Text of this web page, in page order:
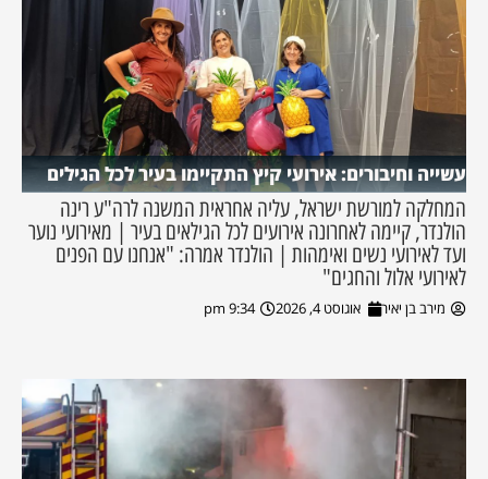
עשייה וחיבורים: אירועי קיץ התקיימו בעיר לכל הגילים
המחלקה למורשת ישראל, עליה אחראית המשנה לרה"ע רינה
הולנדר, קיימה לאחרונה אירועים לכל הגילאים בעיר | מאירועי נוער
ועד לאירועי נשים ואימהות | הולנדר אמרה: "אנחנו עם הפנים
לאירועי אלול והחגים"
מירב בן יאיר אוגוסט 4, 2026 9:34 pm